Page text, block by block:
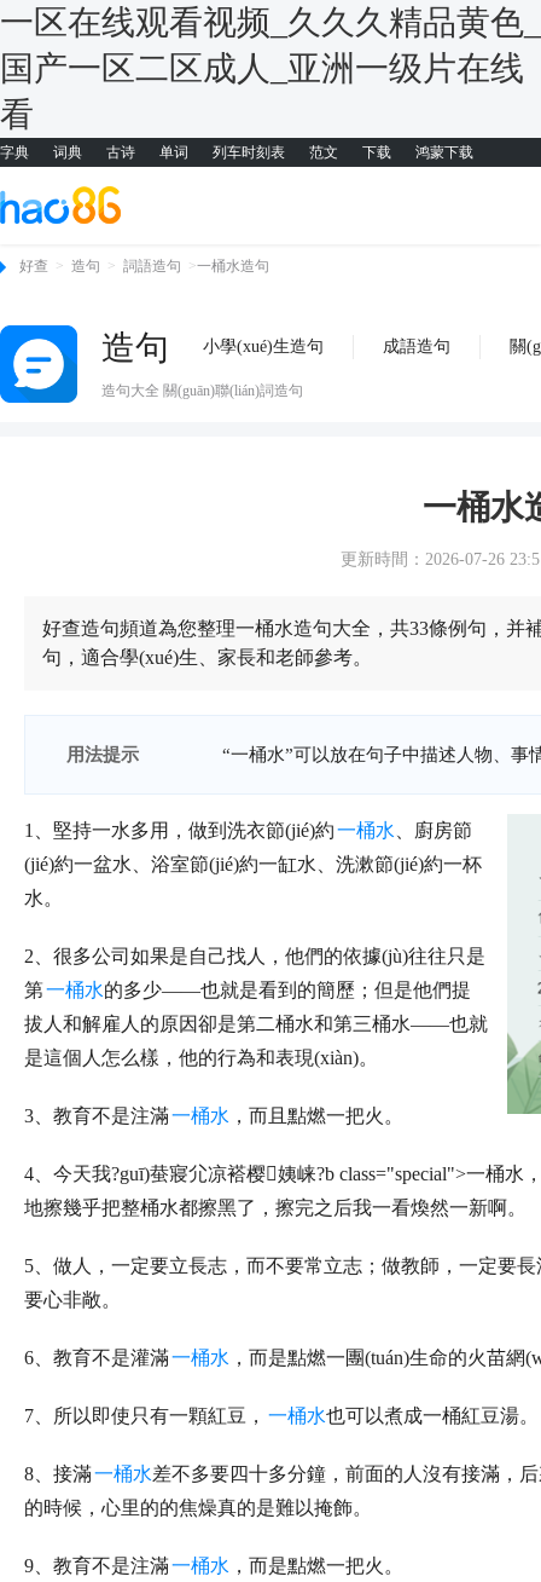
一区在线观看视频_久久久精品黄色_
国产一区二区成人_亚洲一级片在线
看
字典 词典 古诗 单词 列车时刻表 范文 下载 鸿蒙下载
好查 > 造句 > 詞語造句 >一桶水造句
造句 小學(xué)生造句 成語造句 關
造句大全 關(guān)聯(lián)詞造句
一桶水
更新時間：2026-07-26
好查造句頻道為您整理一桶水造句大全，共33條例句，并
句，適合學(xué)生、家長和老師參考。
用法提示 “一桶水”可以放在句子中描述人物、事
1、堅持一水多用，做到洗衣節(jié)約一桶水 、廚房節
(jié)約一盆水、浴室節(jié)約一缸水、洗漱節(jié)約一杯
水。
2、很多公司如果是自己找人，他們的依據(jù)往往只是
第一桶水的多少——也就是看到的簡歷；但是他們提
拔人和解雇人的原因卻是第二桶水和第三桶水——也就
是這個人怎么樣，他的行為和表現(xiàn)。
3、教育不是注滿一桶水 ，而且點燃一把火。
4、今天我?guī)蛬寢尣凉褡樱姨崃?b class="special">一桶
地擦幾乎把整桶水都擦黑了，擦完之后我一看煥然一新啊。
5、做人，一定要立長志，而不要常立志；做教師，一定要
要心非敞。
6、教育不是灌滿一桶水 ，而是點燃一團(tuán)生命的火苗網
7、所以即使只有一顆紅豆， 一桶水也可以煮成一桶紅豆湯。
8、接滿一桶水差不多要四十多分鐘，前面的人沒有接滿，
的時候，心里的的焦燥真的是難以掩飾。
9、教育不是注滿一桶水 ，而是點燃一把火。